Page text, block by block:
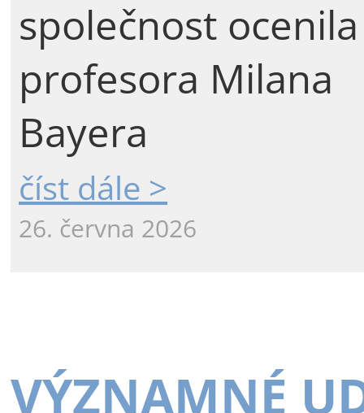
společnost ocenila
profesora Milana
Bayera
číst dále >
26. června 2026
VÝZNAMNÉ